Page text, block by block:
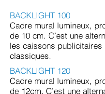
BACKLIGHT 100
Cadre mural lumineux,
de 10 cm. C’est une
les caissons publicitaires
classiques.
BACKLIGHT 120
Cadre mural lumineux,
de 12cm. C’est une